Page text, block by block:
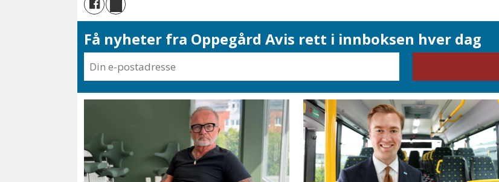
Få nyheter fra Oppegård Avis rett i innboksen hver dag